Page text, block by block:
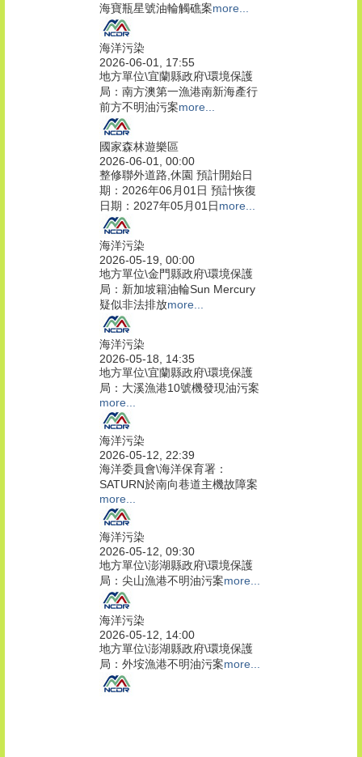
海寶瓶星號油輪觸礁案more...
海洋污染
2026-06-01, 17:55
地方單位\宜蘭縣政府\環境保護
局：南方澳第一漁港南新海產行
前方不明油污案more...
國家森林遊樂區
2026-06-01, 00:00
整修聯外道路,休園 預計開始日
期：2026年06月01日 預計恢復
日期：2027年05月01日more...
海洋污染
2026-05-19, 00:00
地方單位\金門縣政府\環境保護
局：新加坡籍油輪Sun Mercury
疑似非法排放more...
海洋污染
2026-05-18, 14:35
地方單位\宜蘭縣政府\環境保護
局：大溪漁港10號機發現油污案
more...
海洋污染
2026-05-12, 22:39
海洋委員會\海洋保育署：
SATURN於南向巷道主機故障案
more...
海洋污染
2026-05-12, 09:30
地方單位\澎湖縣政府\環境保護
局：尖山漁港不明油污案more...
海洋污染
2026-05-12, 14:00
地方單位\澎湖縣政府\環境保護
局：外垵漁港不明油污案more...